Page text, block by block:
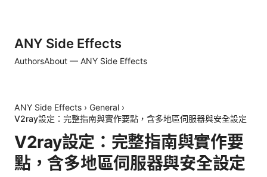
ANY Side Effects
AuthorsAbout — ANY Side Effects
ANY Side Effects › General ›
V2ray設定：完整指南與實作要點，含多地區伺服器與安全設定
V2ray設定：完整指南與實作要
點，含多地區伺服器與安全設定